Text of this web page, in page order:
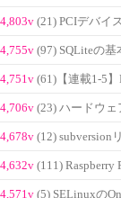
4,803v (21) PCIデバイ
4,755v (97) SQLiteの
4,751v (61)【連載1-5
4,706v (23) ハードウ
4,678v (12) subversion
4,632v (111) Raspberry
4,571v (5) SELinuxの